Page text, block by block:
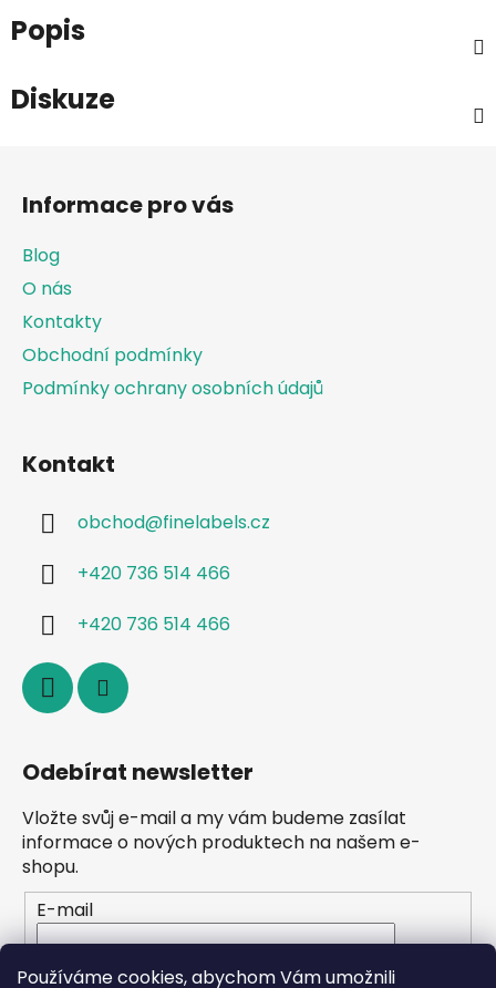
Používáme cookies, abychom Vám umožnili
Popis
Diskuze
Informace pro vás
Blog
O nás
Kontakty
Obchodní podmínky
Podmínky ochrany osobních údajů
Kontakt
obchod@finelabels.cz
+420 736 514 466
+420 736 514 466
Odebírat newsletter
Vložte svůj e-mail a my vám budeme zasílat
informace o nových produktech na našem e-
shopu.
E-mail
Vložením e-mailu souhlasíte s podmínkami